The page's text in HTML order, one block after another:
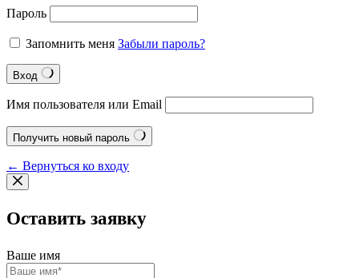
Пароль
Запомнить меня Забыли пароль?
Вход
Имя пользователя или Email
Получить новый пароль
← Вернуться ко входу
Оставить заявку
Ваше имя